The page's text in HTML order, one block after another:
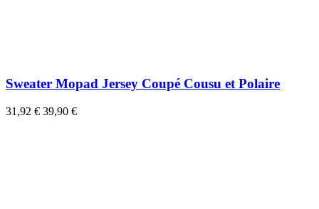
Sweater Mopad Jersey Coupé Cousu et Polaire
31,92 € 39,90 €